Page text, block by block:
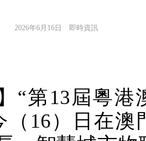
2026年6月16日 即時資訊
“第13屆粵港
（ 16）日在澳